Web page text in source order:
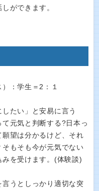
ができます。
：学生＝2：１
したい」と安易に言う
元気と判断する?日本っ
望は分かるけど、それ
もそも今が元気でない
みを受けます。(体験談)
言うとしっかり適切な突